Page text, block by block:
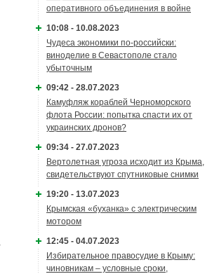
оперативного объединения в войне
10:08 - 10.08.2023
Чудеса экономики по-российски:
виноделие в Севастополе стало
убыточным
09:42 - 28.07.2023
Камуфляж кораблей Черноморского
флота России: попытка спасти их от
украинских дронов?
09:34 - 27.07.2023
Вертолетная угроза исходит из Крыма,
свидетельствуют спутниковые снимки
19:20 - 13.07.2023
Крымская «буханка» с электрическим
мотором
12:45 - 04.07.2023
Избирательное правосудие в Крыму:
чиновникам – условные сроки,